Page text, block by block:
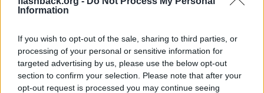
Information
If you wish to opt-out of the sale, sharing to third parties, or
processing of your personal or sensitive information for
targeted advertising by us, please use the below opt-out
section to confirm your selection. Please note that after your
opt-out request is processed you may continue seeing
som inte gjort mål på sex matcher.
resten av grabbarna i bakre raden? Det här ska nog lösa sig ändå.